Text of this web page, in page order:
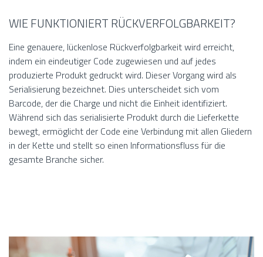
WIE FUNKTIONIERT RÜCKVERFOLGBARKEIT?
Eine genauere, lückenlose Rückverfolgbarkeit wird erreicht,
indem ein eindeutiger Code zugewiesen und auf jedes
produzierte Produkt gedruckt wird. Dieser Vorgang wird als
Serialisierung bezeichnet. Dies unterscheidet sich vom
Barcode, der die Charge und nicht die Einheit identifiziert.
Während sich das serialisierte Produkt durch die Lieferkette
bewegt, ermöglicht der Code eine Verbindung mit allen Gliedern
in der Kette und stellt so einen Informationsfluss für die
gesamte Branche sicher.